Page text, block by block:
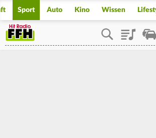
Sport Auto Kino Wissen
Playlist